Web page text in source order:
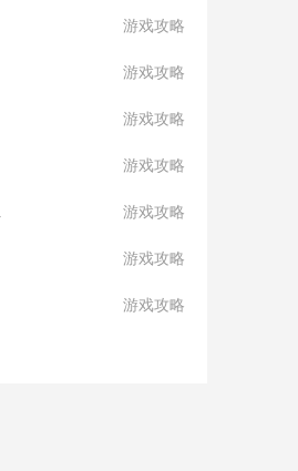
游戏攻略
游戏攻略
游戏攻略
游戏攻略
游戏攻略
游戏攻略
游戏攻略